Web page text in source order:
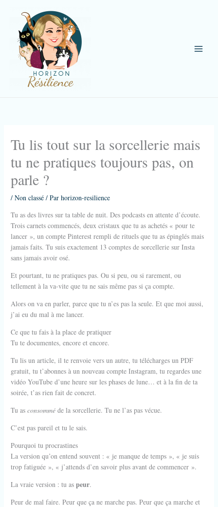
Tu lis tout sur la sorcellerie mais
tu ne pratiques toujours pas, on
parle ?
/ Non classé/ Par horizon-resilience
Tu as des livres sur ta table de nuit. Des podcasts en attente d’écoute.
Trois carnets commencés, deux cristaux que tu as achetés « pour te
lancer », un compte Pinterest rempli de rituels que tu as épinglés mais
jamais faits. Tu suis exactement 13 comptes de sorcellerie sur Insta
sans jamais avoir osé.
Et pourtant, tu ne pratiques pas. Ou si peu, ou si rarement, ou
tellement à la va-vite que tu ne sais même pas si ça compte.
Alors on va en parler, parce que tu n’es pas la seule. Et que moi aussi,
j’ai eu du mal à me lancer.
Ce que tu fais à la place de pratiquer
Tu te documentes, encore et encore.
Tu lis un article, il te renvoie vers un autre, tu télécharges un PDF
gratuit, tu t’abonnes à un nouveau compte Instagram, tu regardes une
vidéo YouTube d’une heure sur les phases de lune… et à la fin de ta
soirée, t’as rien fait de concret.
Tu as consomméde la sorcellerie. Tu ne l’as pas vécue.
C’est pas pareil et tu le sais.
Pourquoi tu procrastines
La version qu’on entend souvent : « je manque de temps », « je suis
trop fatiguée », « j’attends d’en savoir plus avant de commencer ».
La vraie version : tu as peur.
Peur de mal faire. Peur que ça ne marche pas. Peur que ça marche et